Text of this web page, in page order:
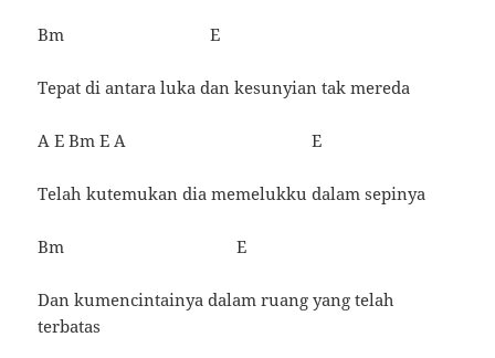
Bm E
Tepat di antara luka dan kesunyian tak mereda
A E Bm E A E
Telah kutemukan dia memelukku dalam sepinya
Bm E
Dan kumencintainya dalam ruang yang telah
terbatas